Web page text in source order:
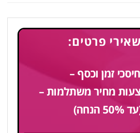
פרטים:
זמן וכסף –
מחיר משתלמות –
50% הנחה)